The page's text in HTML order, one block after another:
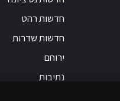
חדשות רהט
חדשות שדרות
ירוחם
נתיבות